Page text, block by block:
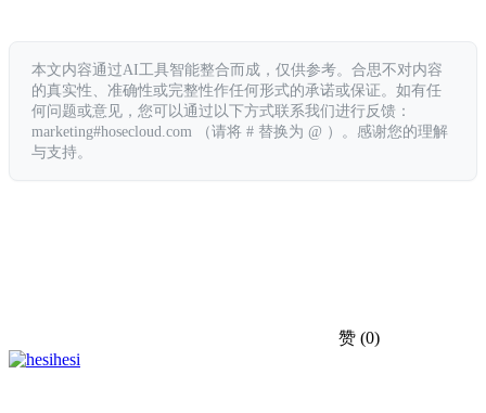
本文内容通过AI工具智能整合而成，仅供参考。合思不对内容
的真实性、准确性或完整性作任何形式的承诺或保证。如有任
何问题或意见，您可以通过以下方式联系我们进行反馈：
marketing#hosecloud.com （请将 # 替换为 @ ）。感谢您的理解
与支持。
赞 (0)
hesi